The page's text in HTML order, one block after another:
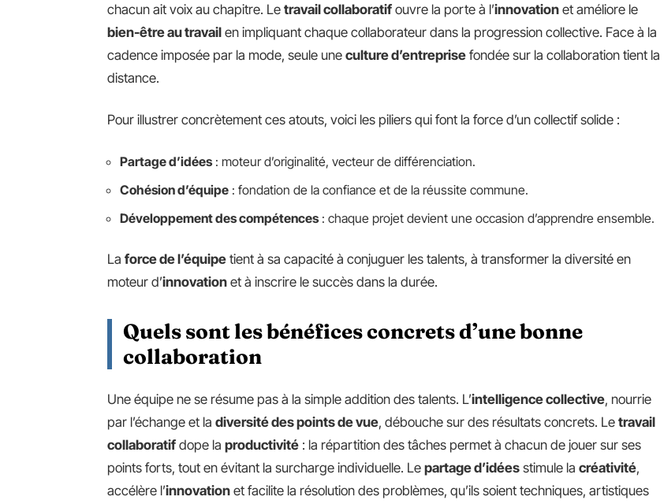
chacun ait voix au chapitre. Le travail collaboratif ouvre la porte à l’innovation et améliore le
bien-être au travail en impliquant chaque collaborateur dans la progression collective. Face à la
cadence imposée par la mode, seule une culture d’entreprise fondée sur la collaboration tient la
distance.
Pour illustrer concrètement ces atouts, voici les piliers qui font la force d’un collectif solide :
Partage d’idées : moteur d’originalité, vecteur de différenciation.
Cohésion d’équipe : fondation de la confiance et de la réussite commune.
Développement des compétences : chaque projet devient une occasion d’apprendre ensemble.
La force de l’équipe tient à sa capacité à conjuguer les talents, à transformer la diversité en
moteur d’innovation et à inscrire le succès dans la durée.
Quels sont les bénéfices concrets d’une bonne
collaboration
Une équipe ne se résume pas à la simple addition des talents. L’intelligence collective, nourrie
par l’échange et la diversité des points de vue, débouche sur des résultats concrets. Le travail
collaboratif dope la productivité : la répartition des tâches permet à chacun de jouer sur ses
points forts, tout en évitant la surcharge individuelle. Le partage d’idées stimule la créativité,
accélère l’innovation et facilite la résolution des problèmes, qu’ils soient techniques, artistiques